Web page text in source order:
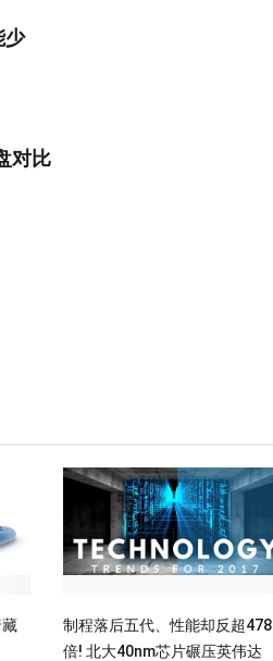
少
对比
制程落后五代、性能却反超478
倍! 北大40nm芯片碾压英伟达